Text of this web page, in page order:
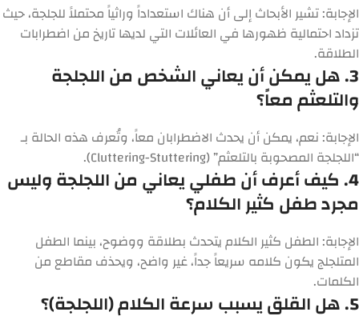
الإجابة:تشير الأبحاث إلى أن هناك استعداداً وراثياً محتملاً للجلجة، حيث
تزداد احتمالية ظهورها في العائلات التي لديها تاريخ من اضطرابات
الطلاقة.
3. هل يمكن أن يعاني الشخص من اللجلجة
والتلعثم معاً؟
الإجابة: نعم، يمكن أن يحدث الاضطرابان معاً، وتُعرف هذه الحالة بـ
“اللجلجة المصحوبة بالتلعثم” (Cluttering-Stuttering).
4. كيف أعرف أن طفلي يعاني من اللجلجة وليس
مجرد طفل كثير الكلام؟
الإجابة: الطفل كثير الكلام يتحدث بطلاقة ووضوح، بينما الطفل
المتلجلج يكون كلامه سريعاً جداً، غير واضح، ويحذف مقاطع من
الكلمات.
5. هل القلق يسبب سرعة الكلام (اللجلجة)؟